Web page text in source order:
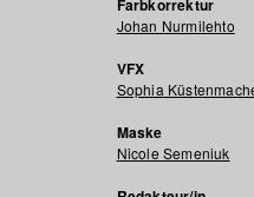
Farbkorrektur
Johan Nurmilehto
VFX
Sophia
Maske
Nicole Semeniuk